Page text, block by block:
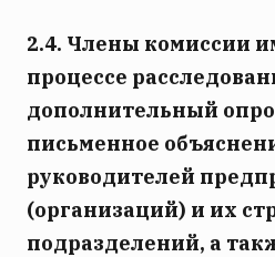
2.4. Члены комиссии
процессе
дополнительный
письменное
руководителей
(организаций) и их
подразделений, а